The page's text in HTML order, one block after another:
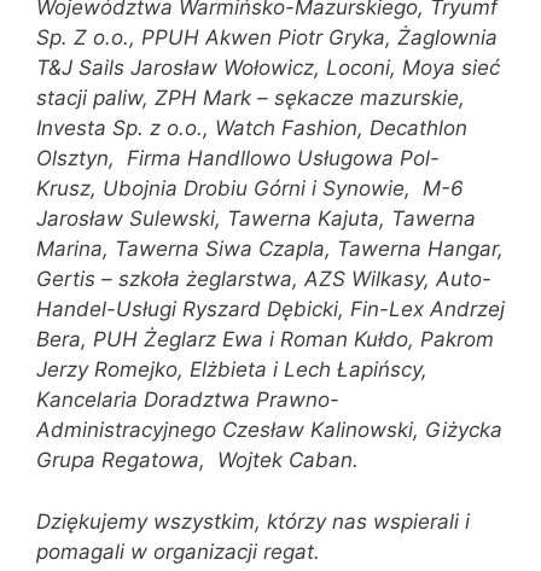
Województwa Warmińsko-Mazurskiego, Tryumf
Sp. Z o.o., PPUH Akwen Piotr Gryka, Żaglownia
T&J Sails Jarosław Wołowicz, Loconi, Moya sieć
stacji paliw, ZPH Mark – sękacze mazurskie,
Investa Sp. z o.o., Watch Fashion, Decathlon
Olsztyn, Firma Handllowo Usługowa Pol-
Krusz, Ubojnia Drobiu Górni i Synowie, M-6
Jarosław Sulewski, Tawerna Kajuta, Tawerna
Marina, Tawerna Siwa Czapla, Tawerna Hangar,
Gertis – szkoła żeglarstwa, AZS Wilkasy, Auto-
Handel-Usługi Ryszard Dębicki, Fin-Lex Andrzej
Bera, PUH Żeglarz Ewa i Roman Kułdo, Pakrom
Jerzy Romejko, Elżbieta i Lech Łapińscy,
Kancelaria Doradztwa Prawno-
Administracyjnego Czesław Kalinowski, Giżycka
Grupa Regatowa, Wojtek Caban.
Dziękujemy wszystkim, którzy nas wspierali i
pomagali w organizacji regat.